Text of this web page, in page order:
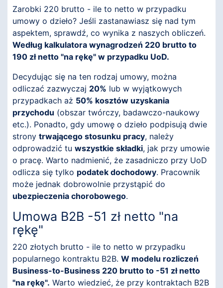
Zarobki 220 brutto - ile to netto w przypadku
umowy o dzieło? Jeśli zastanawiasz się nad tym
aspektem, sprawdź, co wynika z naszych obliczeń.
Według kalkulatora wynagrodzeń 220 brutto to
190 zł netto "na rękę" w przypadku UoD.
Decydując się na ten rodzaj umowy, można
odliczać zazwyczaj 20% lub w wyjątkowych
przypadkach aż 50% kosztów uzyskania
przychodu (obszar twórczy, badawczo-naukowy
etc.). Ponadto, gdy umowę o dzieło podpisują dwie
strony trwającego stosunku pracy, należy
odprowadzić tu wszystkie składki, jak przy umowie
o pracę. Warto nadmienić, że zasadniczo przy UoD
odlicza się tylko podatek dochodowy. Pracownik
może jednak dobrowolnie przystąpić do
ubezpieczenia chorobowego.
Umowa B2B -51 zł netto "na
rękę"
220 złotych brutto - ile to netto w przypadku
popularnego kontraktu B2B. W modelu rozliczeń
Business-to-Business 220 brutto to -51 zł netto
"na rękę". Warto wiedzieć, że przy kontraktach B2B